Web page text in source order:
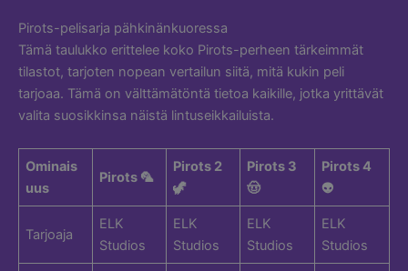
Pirots-pelisarja pähkinänkuoressa
Tämä taulukko erittelee koko Pirots-perheen tärkeimmät
tilastot, tarjoten nopean vertailun siitä, mitä kukin peli
tarjoaa. Tämä on välttämätöntä tietoa kaikille, jotka yrittävät
valita suosikkinsa näistä lintuseikkailuista.
Ominais
uus
Pirots 🦜
Pirots 2
🦖
Pirots 3
🤠
Pirots 4
👽
Tarjoaja
ELK
Studios
ELK
Studios
ELK
Studios
ELK
Studios